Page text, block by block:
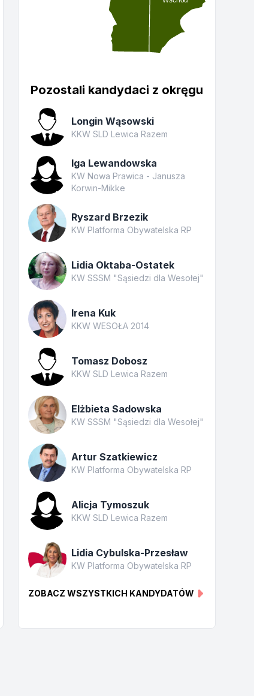
Pozostali kandydaci z okręgu
Longin Wąsowski
KKW SLD Lewica Razem
Iga Lewandowska
KW Nowa Prawica - Janusza
Korwin-Mikke
Ryszard Brzezik
KW Platforma Obywatelska RP
Lidia Oktaba-Ostatek
KW SSSM "Sąsiedzi dla Wesołej"
Irena Kuk
KKW WESOŁA 2014
Tomasz Dobosz
KKW SLD Lewica Razem
Elżbieta Sadowska
KW SSSM "Sąsiedzi dla Wesołej"
Artur Szatkiewicz
KW Platforma Obywatelska RP
Alicja Tymoszuk
KKW SLD Lewica Razem
Lidia Cybulska-Przesław
KW Platforma Obywatelska RP
ZOBACZ WSZYSTKICH KANDYDATÓW